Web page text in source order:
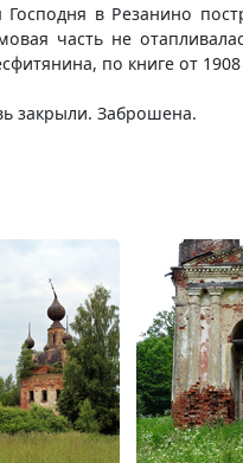
Господня в Резанино
часть не
по книге от
закрыли. Заброшена.